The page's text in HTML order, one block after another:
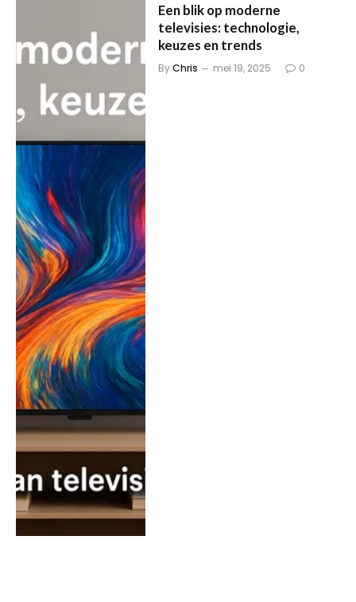
Een blik op moderne
televisies: technologie,
keuzes en trends
ByChris mei 19, 2025 0